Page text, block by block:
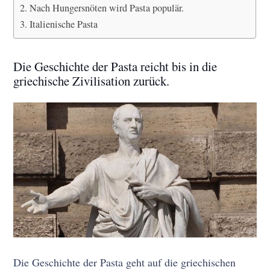
Nach Hungersnöten wird Pasta populär.
Italienische Pasta
Die Geschichte der Pasta reicht bis in die
griechische Zivilisation zurück.
Die Geschichte der Pasta geht auf die griechischen